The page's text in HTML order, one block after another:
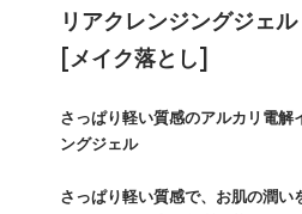
リアクレンジングジェル
[メイク落とし]
さっぱり軽い質感のアルカリ電解
ングジェル
さっぱり軽い質感で、お肌の潤い